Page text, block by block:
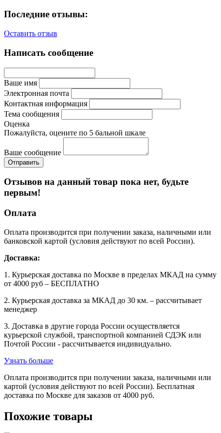
Последние отзывы:
Оставить отзыв
Написать сообщение
Ваше имя
Электронная почта
Контактная информация
Тема сообщения
Оценка
Пожалуйста, оцените по 5 бальной шкале
Ваше сообщение
Отзывов на данный товар пока нет, будьте
первым!
Оплата
Оплата производится при получении заказа, наличными или
банковской картой (условия действуют по всей России).
Доставка:
1. Курьерская доставка по Москве в пределах МКАД на сумму
от 4000 руб – БЕСПЛАТНО
2. Курьерская доставка за МКАД до 30 км. – рассчитывает
менеджер
3. Доставка в другие города России осуществляется
курьерской службой, транспортной компанией СДЭК или
Почтой России - рассчитывается индивидуально.
Узнать больше
Оплата производится при получении заказа, наличными или
картой (условия действуют по всей России). Бесплатная
доставка по Москве для заказов от 4000 руб.
Похожие товары